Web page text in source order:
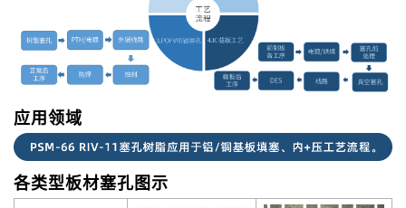
应用领域
各类型板材塞孔图示